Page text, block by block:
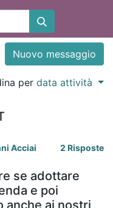
Nuovo messaggio
perdata attività
Acciai 2 Risposte
se adottare
e poi